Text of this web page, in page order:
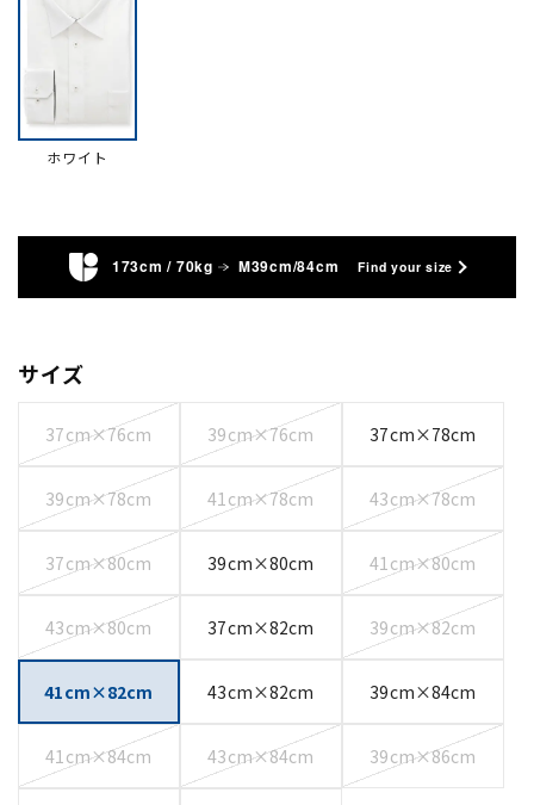
ホワイト
173cm / 70kg M39cm/84cm Find your size
サイズ
37cm×76cm 39cm×76cm 37cm×78cm
39cm×78cm 41cm×78cm 43cm×78cm
37cm×80cm 39cm×80cm 41cm×80cm
43cm×80cm 37cm×82cm 39cm×82cm
41cm×82cm 43cm×82cm 39cm×84cm
41cm×84cm 43cm×84cm 39cm×86cm